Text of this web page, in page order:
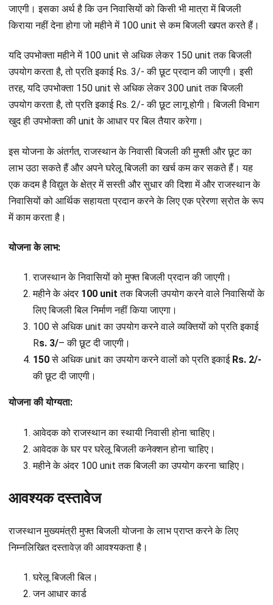
जाएगी। इसका अर्थ है कि उन निवासियों को किसी भी मात्रा में बिजली
किराया नहीं देना होगा जो महीने में 100 unit से कम बिजली खपत करते हैं।
यदि उपभोक्ता महीने में 100 unit से अधिक लेकर 150 unit तक बिजली
उपयोग करता है, तो प्रति इकाई Rs. 3/- की छूट प्रदान की जाएगी। इसी
तरह, यदि उपभोक्ता 150 unit से अधिक लेकर 300 unit तक बिजली
उपयोग करता है, तो प्रति इकाई Rs. 2/- की छूट लागू होगी। बिजली विभाग
खुद ही उपभोक्ता की unit के आधार पर बिल तैयार करेगा।
इस योजना के अंतर्गत, राजस्थान के निवासी बिजली की मुफ्ती और छूट का
लाभ उठा सकते हैं और अपने घरेलू बिजली का खर्च कम कर सकते हैं। यह
एक कदम है विद्युत के क्षेत्र में सस्ती और सुधार की दिशा में और राजस्थान के
निवासियों को आर्थिक सहायता प्रदान करने के लिए एक प्रेरणा स्रोत के रूप
में काम करता है।
योजना के लाभ:
राजस्थान के निवासियों को मुफ्त बिजली प्रदान की जाएगी।
महीने के अंदर 100 unit तक बिजली उपयोग करने वाले निवासियों के
लिए बिजली बिल निर्माण नहीं किया जाएगा।
100 से अधिक unit का उपयोग करने वाले व्यक्तियों को प्रति इकाई
Rs. 3/– की छूट दी जाएगी।
150से अधिक unit का उपयोग करने वालों को प्रति इकाई Rs. 2/-
की छूट दी जाएगी।
योजना की योग्यता:
आवेदक को राजस्थान का स्थायी निवासी होना चाहिए।
आवेदक के घर पर घरेलू बिजली कनेक्शन होना चाहिए।
महीने के अंदर 100 unit तक बिजली का उपयोग करना चाहिए।
आवश्यक दस्तावेज
राजस्थान मुख्यमंत्री मुफ्त बिजली योजना के लाभ प्राप्त करने के लिए
निम्नलिखित दस्तावेज़ की आवश्यकता है।
घरेलू बिजली बिल।
जन आधार कार्ड